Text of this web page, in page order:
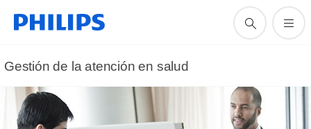
Gestión de la atención en salud